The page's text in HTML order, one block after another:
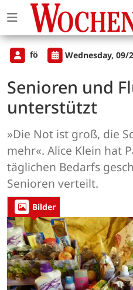
fö Wednesday, 09/
Senioren und
unterstützt
»Die Not ist groß, die
mehr«. Alice Klein hat
täglichen Bedarfs
Senioren verteilt.
Bilder